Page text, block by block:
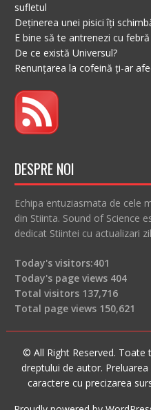
sufletul
Deținerea unei pisici îți
E bine să te antrenezi cu
De ce există Universul?
Renunțarea la cofeină ți-ar
DESPRE NOI
Echipa entuziasmata de cele
din Stiinta. Sound of Science
dedicat Stiintei cu actualizari
Today's visitors:401
Today's page views 404
Total visitors 137,716
Total page views 150,621
© All Right Reserved.
dreptului de autor.
caractere cu precizarea